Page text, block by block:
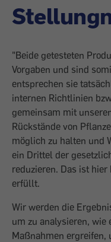
"Beide getesteten
Vorgaben und sind
entsprechen sie
internen Richtlinien
gemeinsam mit
Rückstände von
möglich zu halten und
ein Drittel der
reduzieren. Das ist
erfüllt.
Wir werden die
um zu analysieren, wie
Maßnahmen ergreifen,